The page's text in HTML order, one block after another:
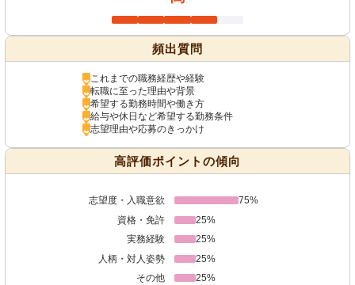
頻出質問
これまでの職務経歴や経験
転職に至った理由や背景
希望する勤務時間や働き方
給与や休日など希望する勤務条件
志望理由や応募のきっかけ
高評価ポイントの傾向
志望度・入職意欲
75%
資格・免許
25%
実務経験
25%
人柄・対人姿勢
25%
その他
25%